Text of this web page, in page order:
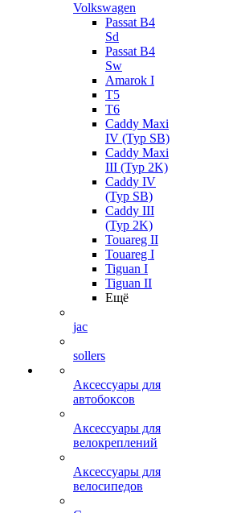
Volkswagen
Passat B4
Sd
Passat B4
Sw
Amarok I
T5
T6
Caddy Maxi
IV (Typ SB)
Caddy Maxi
III (Typ 2K)
Caddy IV
(Typ SB)
Caddy III
(Typ 2K)
Touareg II
Touareg I
Tiguan I
Tiguan II
Ещё
jac
sollers
Аксессуары для
автобоксов
Аксессуары для
велокреплений
Аксессуары для
велосипедов